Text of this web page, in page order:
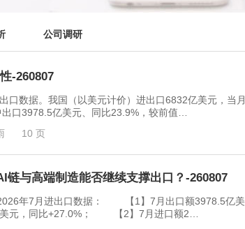
公司调研
-260807
数据。我国（以美元计价）进出口6832亿美元，当月
口3978.5亿美元、同比23.9%，较前值…
10 页
与高端制造能否继续支撑出口？-260807
年7月进出口数据： 【1】7月出口额3978.5亿美
美元，同比+27.0%； 【2】7月进口额2…